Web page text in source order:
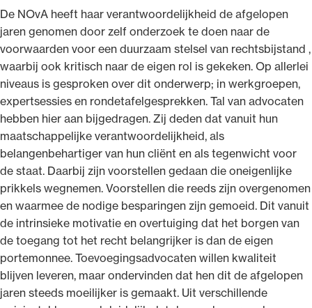
De NOvA heeft haar verantwoordelijkheid de afgelopen
jaren genomen door zelf onderzoek te doen naar de
voorwaarden voor een duurzaam stelsel van rechtsbijstand ,
waarbij ook kritisch naar de eigen rol is gekeken. Op allerlei
niveaus is gesproken over dit onderwerp; in werkgroepen,
expertsessies en rondetafelgesprekken. Tal van advocaten
hebben hier aan bijgedragen. Zij deden dat vanuit hun
maatschappelijke verantwoordelijkheid, als
belangenbehartiger van hun cliënt en als tegenwicht voor
de staat. Daarbij zijn voorstellen gedaan die oneigenlijke
prikkels wegnemen. Voorstellen die reeds zijn overgenomen
en waarmee de nodige besparingen zijn gemoeid. Dit vanuit
de intrinsieke motivatie en overtuiging dat het borgen van
de toegang tot het recht belangrijker is dan de eigen
portemonnee. Toevoegingsadvocaten willen kwaliteit
blijven leveren, maar ondervinden dat hen dit de afgelopen
jaren steeds moeilijker is gemaakt. Uit verschillende